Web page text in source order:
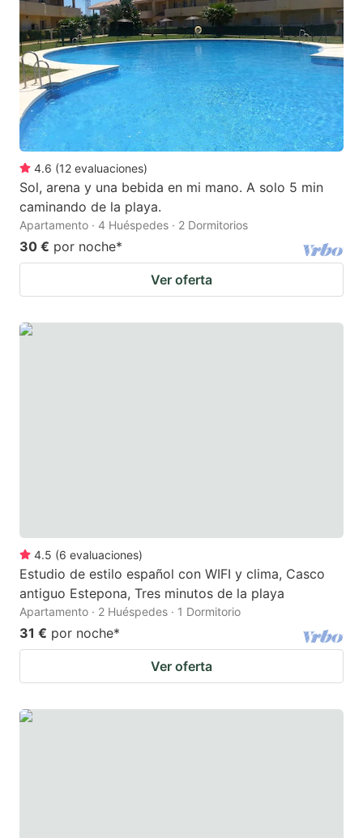
4.6 (12 evaluaciones)
Sol, arena y una bebida en mi mano. A solo 5 min
caminando de la playa.
Apartamento · 4 Huéspedes · 2 Dormitorios
30 € por noche*
Ver oferta
4.5 (6 evaluaciones)
Estudio de estilo español con WIFI y clima, Casco
antiguo Estepona, Tres minutos de la playa
Apartamento · 2 Huéspedes · 1 Dormitorio
31 € por noche*
Ver oferta